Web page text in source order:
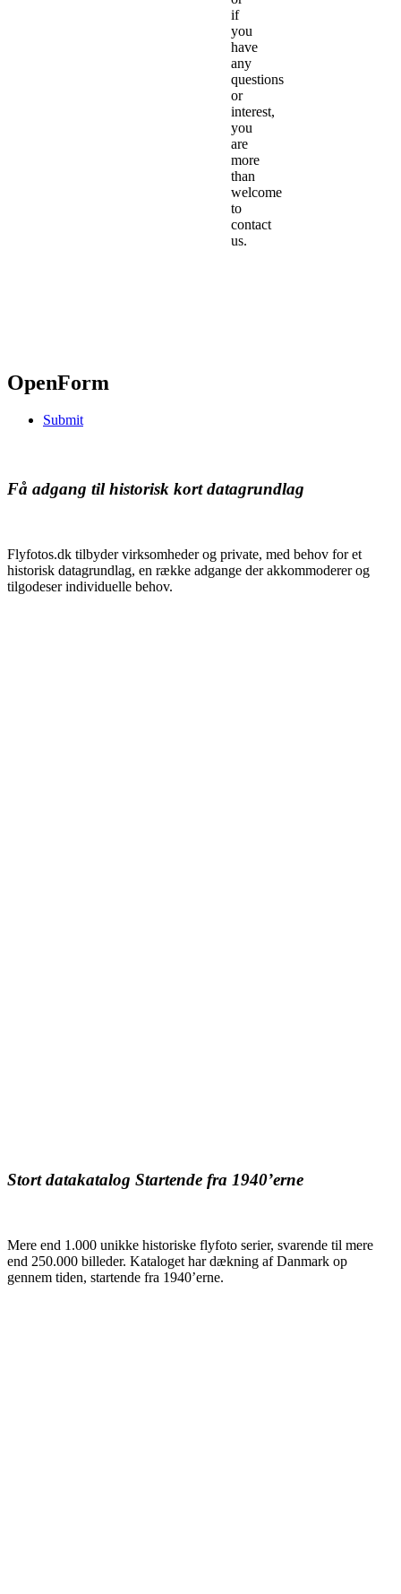
if
you
have
any
questions
or
interest,
you
are
more
than
welcome
to
contact
us.
OpenForm
Submit
Få adgang til historisk kort datagrundlag
Flyfotos.dk tilbyder virksomheder og private, med behov for et
historisk datagrundlag, en række adgange der akkommoderer og
tilgodeser individuelle behov.
Stort datakatalog Startende fra 1940’erne
Mere end 1.000 unikke historiske flyfoto serier, svarende til mere
end 250.000 billeder. Kataloget har dækning af Danmark op
gennem tiden, startende fra 1940’erne.